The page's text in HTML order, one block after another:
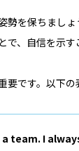
を保ちましょ
で、自信を示す
要です。以下の
team. I